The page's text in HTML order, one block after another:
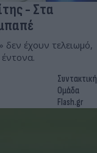
- Στα
δεν έχουν τελειωμό,
Συντακτική
Ομάδα
Flash.gr